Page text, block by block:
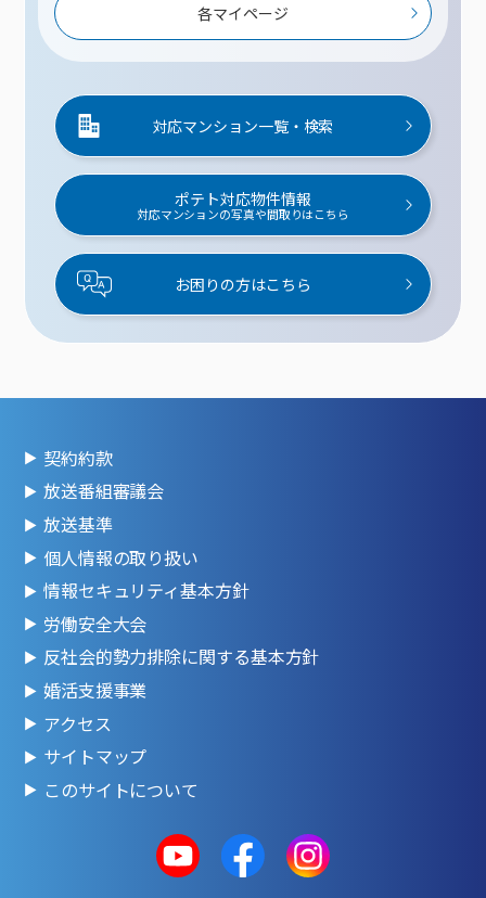
各マイページ
対応マンション一覧・検索
ポテト対応物件情報
対応マンションの写真や間取りはこちら
お困りの方はこちら
契約約款
放送番組審議会
放送基準
個人情報の取り扱い
情報セキュリティ基本方針
労働安全大会
反社会的勢力排除に関する基本方針
婚活支援事業
アクセス
サイトマップ
このサイトについて